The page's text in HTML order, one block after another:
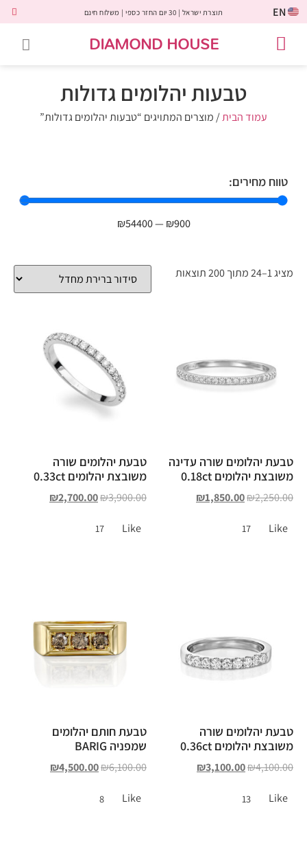
EN תוצרת ישראל | 30 יום החזר כספי | משלוח חינם
DIAMOND HOUSE
טבעות יהלומים גדולות
עמוד הבית/ מוצרים המתויגים “טבעות יהלומים גדולות”
טווח מחירים:
₪900
—
₪54400
מציג 1–24 מתוך 200 תוצאות
טבעת יהלומים שורה עדינה
משובצת יהלומים 0.18ct
₪2,250.00
₪1,850.00
Like
17
טבעת יהלומים שורה
משובצת יהלומים 0.33ct
₪3,900.00
₪2,700.00
Like
17
טבעת יהלומים שורה
משובצת יהלומים 0.36ct
₪4,100.00
₪3,100.00
Like
13
טבעת חותם יהלומים
שמפניה BARIG
₪6,100.00
₪4,500.00
Like
8